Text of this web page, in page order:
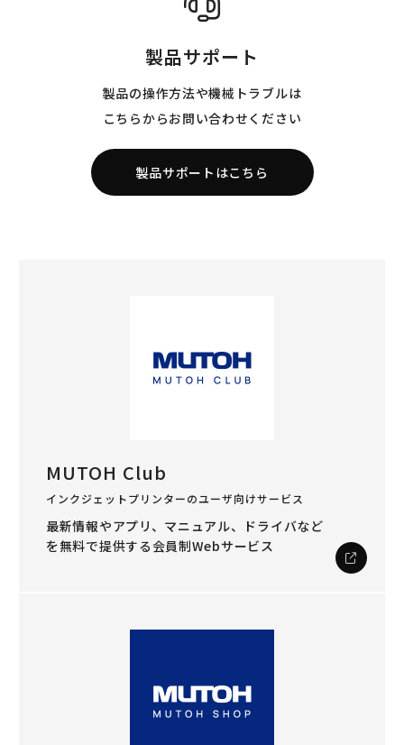
製品サポート
製品の操作方法や機械トラブルは
こちらからお問い合わせください
製品サポートはこちら
MUTOH Club
インクジェットプリンターのユーザ向けサービス
最新情報やアプリ、マニュアル、ドライバなど
を無料で提供する会員制Webサービス